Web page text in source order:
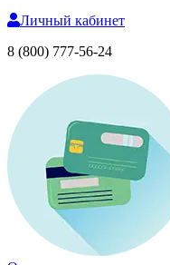
Личный кабинет
8 (800) 777-56-24